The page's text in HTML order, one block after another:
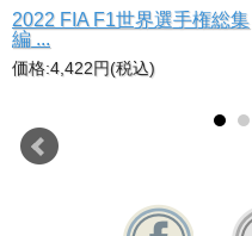
2022 FIA F1世界選手権総集
編 ...
価格:4,422円(税込)